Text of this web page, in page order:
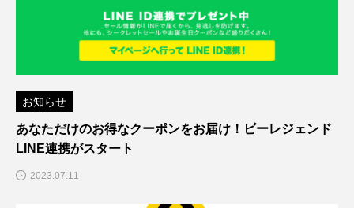
お知らせ
あなただけのお得なクーポンをお届け！ビーレジェンド
LINE連携がスタート
2023.07.11